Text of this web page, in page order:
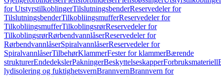
for UtstyrstilkoblingerTilslutningsbenderReservedeler for
TilslutningsbenderTilkobliingsmufferReservedeler for
TilkobliingsmufferTilkoblingsrørReservedeler for
TilkoblingsrørRørbendvannlåserReservedeler for
RørbendvannlåserSpiralvannlåserReservedeler for
SpiralvannlåserTilbehørKlammerFester for klammerBærende
strukturerEndedekslerPakningerBeskyttelseskapperForbruksmateriell
lydisolering og fuktighetsvernBrannvernBrannvern for